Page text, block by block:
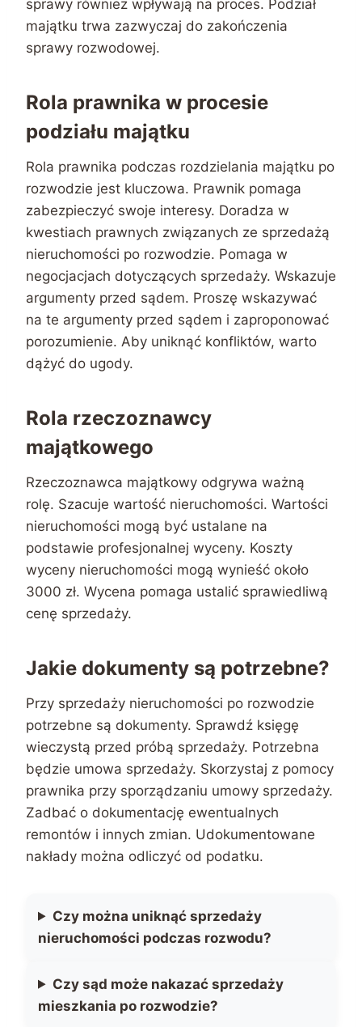
sprawy również wpływają na proces. Podział
majątku trwa zazwyczaj do zakończenia
sprawy rozwodowej.
Rola prawnika w procesie
podziału majątku
Rola prawnika podczas rozdzielania majątku po
rozwodzie jest kluczowa. Prawnik pomaga
zabezpieczyć swoje interesy. Doradza w
kwestiach prawnych związanych ze sprzedażą
nieruchomości po rozwodzie. Pomaga w
negocjacjach dotyczących sprzedaży. Wskazuje
argumenty przed sądem. Proszę wskazywać
na te argumenty przed sądem i zaproponować
porozumienie. Aby uniknąć konfliktów, warto
dążyć do ugody.
Rola rzeczoznawcy
majątkowego
Rzeczoznawca majątkowy odgrywa ważną
rolę. Szacuje wartość nieruchomości. Wartości
nieruchomości mogą być ustalane na
podstawie profesjonalnej wyceny. Koszty
wyceny nieruchomości mogą wynieść około
3000 zł. Wycena pomaga ustalić sprawiedliwą
cenę sprzedaży.
Jakie dokumenty są potrzebne?
Przy sprzedaży nieruchomości po rozwodzie
potrzebne są dokumenty. Sprawdź księgę
wieczystą przed próbą sprzedaży. Potrzebna
będzie umowa sprzedaży. Skorzystaj z pomocy
prawnika przy sporządzaniu umowy sprzedaży.
Zadbać o dokumentację ewentualnych
remontów i innych zmian. Udokumentowane
nakłady można odliczyć od podatku.
Czy można uniknąć sprzedaży
nieruchomości podczas rozwodu?
Czy sąd może nakazać sprzedaży
mieszkania po rozwodzie?